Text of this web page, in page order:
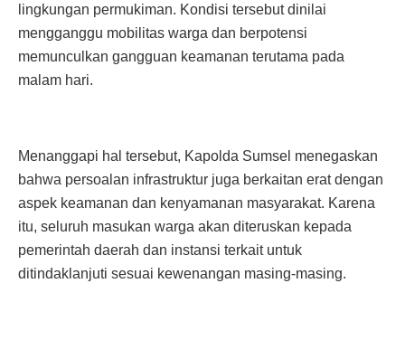
lingkungan permukiman. Kondisi tersebut dinilai
mengganggu mobilitas warga dan berpotensi
memunculkan gangguan keamanan terutama pada
malam hari.
Menanggapi hal tersebut, Kapolda Sumsel menegaskan
bahwa persoalan infrastruktur juga berkaitan erat dengan
aspek keamanan dan kenyamanan masyarakat. Karena
itu, seluruh masukan warga akan diteruskan kepada
pemerintah daerah dan instansi terkait untuk
ditindaklanjuti sesuai kewenangan masing-masing.